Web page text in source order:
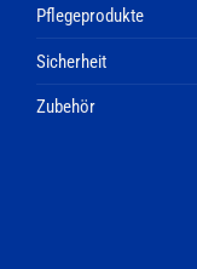
Pflegeprodukte
Sicherheit
Zubehör